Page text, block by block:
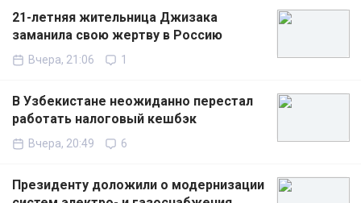
21-летняя жительница Джизака
заманила свою жертву в Россию
Вчера, 21:06 1
В Узбекистане неожиданно перестал
работать налоговый кешбэк
Вчера, 20:49 6
Президенту доложили о модернизации